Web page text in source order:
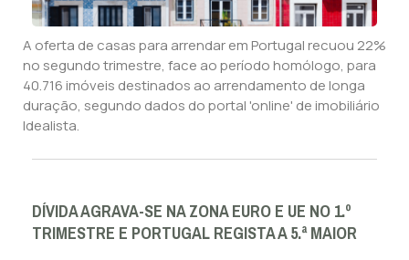
A oferta de casas para arrendar em Portugal recuou 22%
no segundo trimestre, face ao período homólogo, para
40.716 imóveis destinados ao arrendamento de longa
duração, segundo dados do portal 'online' de imobiliário
Idealista.
DÍVIDA AGRAVA-SE NA ZONA EURO E UE NO 1.º
TRIMESTRE E PORTUGAL REGISTA A 5.ª MAIOR